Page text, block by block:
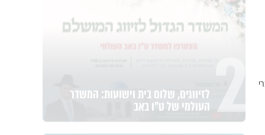
2 העולמי של ט"ו באב